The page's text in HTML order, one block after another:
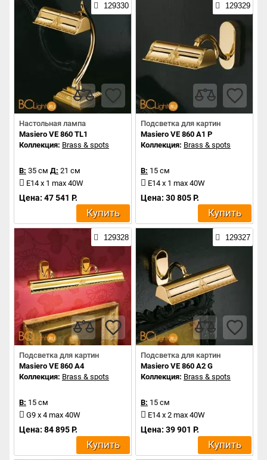
129330
Настольная лампа
Masiero VE 860 TL1
Коллекция: Brass & spots
В: 35 см Д: 21 см
E14 x 1 max 40W
Цена: 47 541 Р.
Купить
129329
Подсветка для картин
Masiero VE 860 A1 P
Коллекция: Brass & spots
В: 15 см
E14 x 1 max 40W
Цена: 30 805 Р.
Купить
129328
Подсветка для картин
Masiero VE 860 A4
Коллекция: Brass & spots
В: 15 см
G9 x 4 max 40W
Цена: 84 895 Р.
Купить
129327
Подсветка для картин
Masiero VE 860 A2 G
Коллекция: Brass & spots
В: 15 см
E14 x 2 max 40W
Цена: 39 901 Р.
Купить